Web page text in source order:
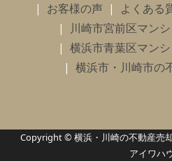
お客様の声
よくある
川崎市宮前区マン
横浜市青葉区マン
横浜市・川崎市の
Copyright © 横浜・川崎の不動産売
アイワハ